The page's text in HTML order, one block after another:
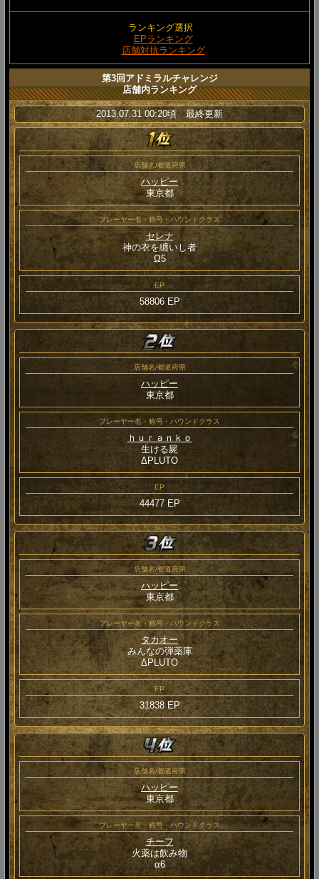
ランキング選択
EPランキング
店舗対抗ランキング
第3回アドミラルチャレンジ
店舗内ランキング
2013.07.31 00:20頃 最終更新
店舗名/都道府県
ハッピー
東京都
プレーヤー名・称号・ハウンドクラス
セレナ
神の衣を纏いし者
Ω5
EP
58806 EP
店舗名/都道府県
ハッピー
東京都
プレーヤー名・称号・ハウンドクラス
ｈｕｒａｎｋｏ
生ける屍
ΔPLUTO
EP
44477 EP
店舗名/都道府県
ハッピー
東京都
プレーヤー名・称号・ハウンドクラス
タカオー
みんなの弾薬庫
ΔPLUTO
EP
31838 EP
店舗名/都道府県
ハッピー
東京都
プレーヤー名・称号・ハウンドクラス
チーフ
火薬は飲み物
α6